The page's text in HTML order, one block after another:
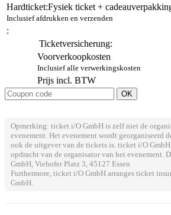
Hardticket:Fysiek ticket +
Inclusief afdrukken en verzenden
:
Ticketversicherung:
Voorverkoopkosten
Inclusief alle verwerkingskosten
Prijs incl. BTW
Opmerking: ticket i/O GmbH is zelf niet de
evenement. Het evenement wordt georganiseerd
ook de uitgever van de tickets is. ticket i/O
opdracht van de organisator van het evenement.
GmbH, Viehofer Platz 3, 45127 Essen
Furthermore, ticket i/O GmbH arranges ticket
GmbH.